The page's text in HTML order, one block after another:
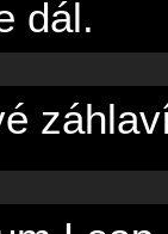
dál.